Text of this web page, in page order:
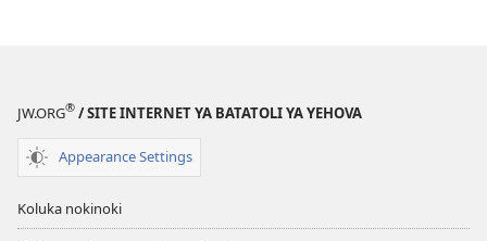
JW.ORG® / SITE INTERNET YA BATATOLI YA YEHOVA
Appearance Settings
Koluka nokinoki